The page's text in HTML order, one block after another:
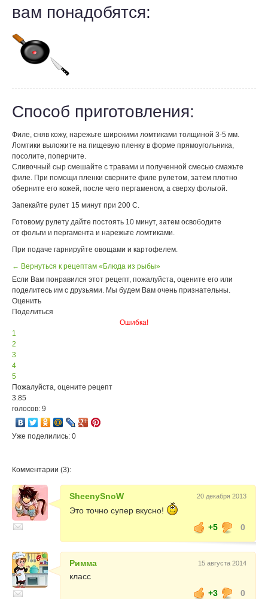
вам понадобятся:
Способ приготовления:
Филе, сняв кожу, нарежьте широкими ломтиками толщиной 3-5 мм.
Ломтики выложите на пищевую пленку в форме прямоугольника,
посолите, поперчите.
Сливочный сыр смешайте с травами и полученной смесью смажьте
филе. При помощи пленки сверните филе рулетом, затем плотно
оберните его кожей, после чего пергаменом, а сверху фольгой.
Запекайте рулет 15 минут при 200 С.
Готовому рулету дайте постоять 10 минут, затем освободите
от фольги и пергамента и нарежьте ломтиками.
При подаче гарнируйте овощами и картофелем.
← Вернуться к рецептам «Блюда из рыбы»
Если Вам понравился этот рецепт, пожалуйста, оцените его или
поделитесь им с друзьями. Мы будем Вам очень признательны.
Оценить
Поделиться
Ошибка!
1
2
3
4
5
Пожалуйста, оцените рецепт
3.85
голосов: 9
Уже поделились: 0
Комментарии (3):
SheenySnoW 20 декабря 2013
Это точно супер вкусно!
+5
0
Римма 15 августа 2014
класс
+3
0